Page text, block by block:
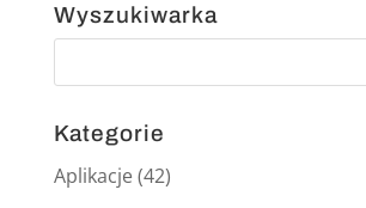
Wyszukiwarka
Kategorie
Aplikacje(42)